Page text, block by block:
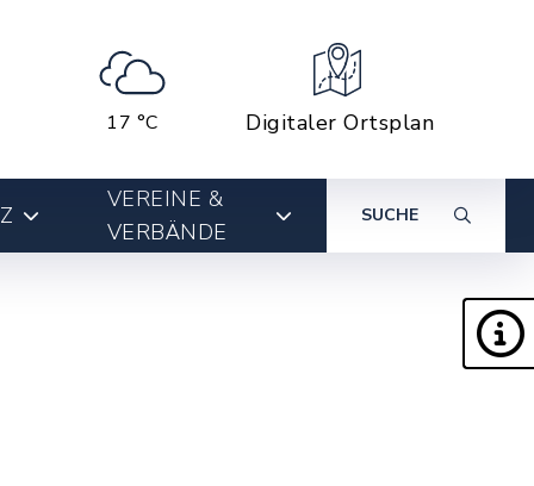
17 °C Digitaler Ortsplan
VEREINE &
VERBÄNDE
SUCHE